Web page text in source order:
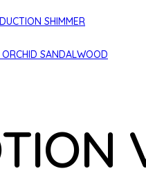
SHIMMER
SANDALWOOD